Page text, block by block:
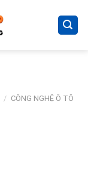
/ CÔNG NGHỆ Ô TÔ